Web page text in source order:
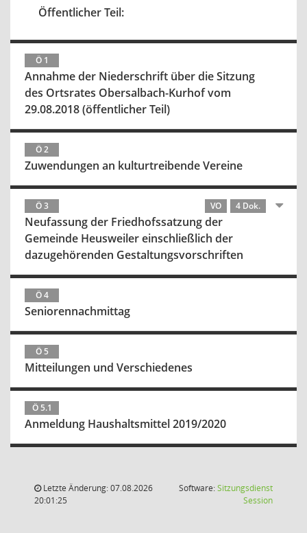
Öffentlicher Teil:
Ö 1
Annahme der Niederschrift über die Sitzung
des Ortsrates Obersalbach-Kurhof vom
29.08.2018 (öffentlicher Teil)
Ö 2
Zuwendungen an kulturtreibende Vereine
Ö 3 VO 4 Dok.
Neufassung der Friedhofssatzung der
Gemeinde Heusweiler einschließlich der
dazugehörenden Gestaltungsvorschriften
Ö 4
Seniorennachmittag
Ö 5
Mitteilungen und Verschiedenes
Ö 5.1
Anmeldung Haushaltsmittel 2019/2020
Letzte Änderung: 07.08.2026
20:01:25
Software:Sitzungsdienst
Session(Wird in